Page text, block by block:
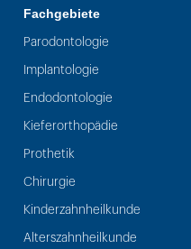
Fachgebiete
Parodontologie
Implantologie
Endodontologie
Kieferorthopädie
Prothetik
Chirurgie
Kinderzahnheilkunde
Alterszahnheilkunde